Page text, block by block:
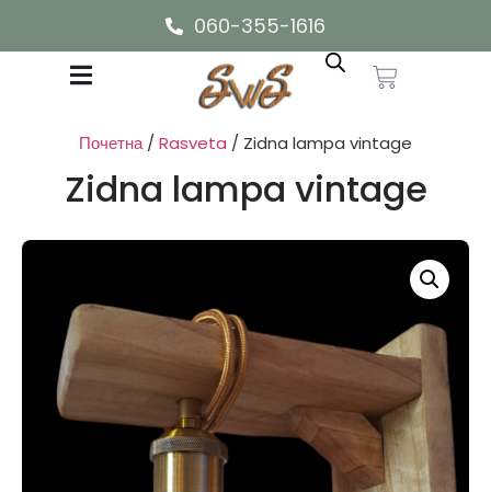
060-355-1616
Почетна/Rasveta / Zidna lampa vintage
Zidna lampa vintage